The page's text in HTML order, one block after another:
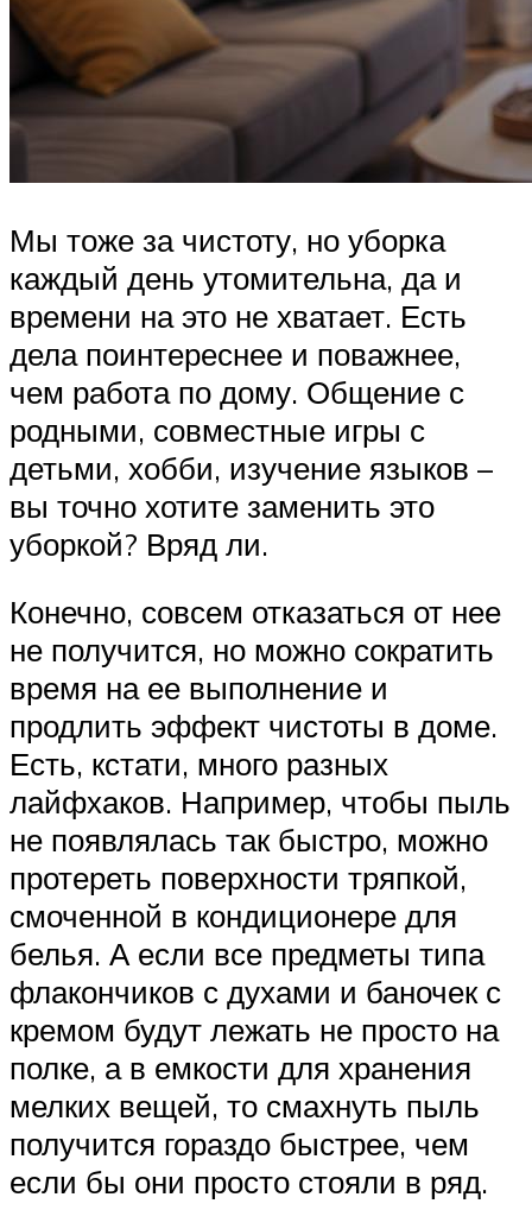
Мы тоже за чистоту, но уборка
каждый день утомительна, да и
времени на это не хватает. Есть
дела поинтереснее и поважнее,
чем работа по дому. Общение с
родными, совместные игры с
детьми, хобби, изучение языков –
вы точно хотите заменить это
уборкой? Вряд ли.
Конечно, совсем отказаться от нее
не получится, но можно сократить
время на ее выполнение и
продлить эффект чистоты в доме.
Есть, кстати, много разных
лайфхаков. Например, чтобы пыль
не появлялась так быстро, можно
протереть поверхности тряпкой,
смоченной в кондиционере для
белья. А если все предметы типа
флакончиков с духами и баночек с
кремом будут лежать не просто на
полке, а в емкости для хранения
мелких вещей, то смахнуть пыль
получится гораздо быстрее, чем
если бы они просто стояли в ряд.